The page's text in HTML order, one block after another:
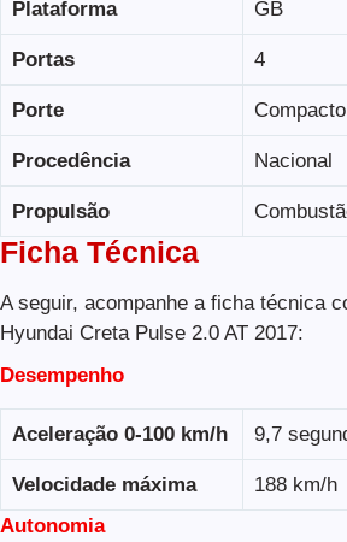
Plataforma GB
Portas 4
Porte Compacto
Procedência Nacional
Propulsão
Ficha Técnica
A seguir, acompanhe a ficha técnica
Hyundai Creta Pulse 2.0 AT 2017:
Desempenho
Aceleração 0-100 km/h 9,7
Velocidade máxima
188 km/h
Autonomia